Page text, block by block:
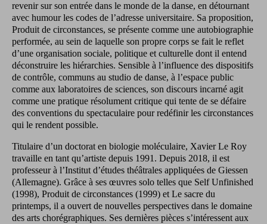
revenir sur son entrée dans le monde de la danse, en détournant
avec humour les codes de l’adresse universitaire. Sa proposition,
Produit de circonstances, se présente comme une autobiographie
performée, au sein de laquelle son propre corps se fait le reflet
d’une organisation sociale, politique et culturelle dont il entend
déconstruire les hiérarchies. Sensible à l’influence des dispositifs
de contrôle, communs au studio de danse, à l’espace public
comme aux laboratoires de sciences, son discours incarné agit
comme une pratique résolument critique qui tente de se défaire
des conventions du spectaculaire pour redéfinir les circonstances
qui le rendent possible.
Titulaire d’un doctorat en biologie moléculaire, Xavier Le Roy
travaille en tant qu’artiste depuis 1991. Depuis 2018, il est
professeur à l’Institut d’études théâtrales appliquées de Giessen
(Allemagne). Grâce à ses œuvres solo telles que Self Unfinished
(1998), Produit de circonstances (1999) et Le sacre du
printemps, il a ouvert de nouvelles perspectives dans le domaine
des arts chorégraphiques. Ses dernières pièces s’intéressent aux